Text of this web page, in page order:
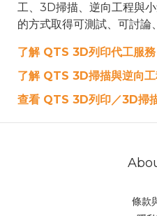
工、3D掃描、逆向工程與
的方式取得可測試、可討論
了解 QTS 3D列印代工服務
了解 QTS 3D掃描與逆向
查看 QTS 3D列印／3D掃
條款